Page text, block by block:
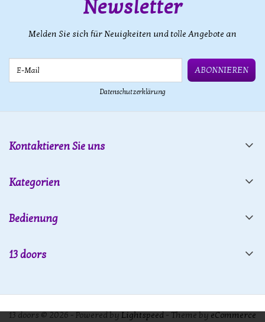
Newsletter
Melden Sie sich für Neuigkeiten und tolle Angebote an
ABONNIEREN
Datenschutzerklärung
Kontaktieren Sie uns
Kategorien
Bedienung
13 doors
13 doors © 2026 - Powered by Lightspeed - Theme by eCommerce